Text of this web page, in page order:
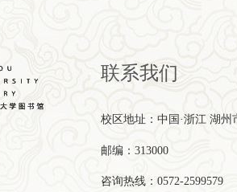
联系我们
校区地址：中国·浙江 湖州
邮编：313000
咨询热线：0572-2599579